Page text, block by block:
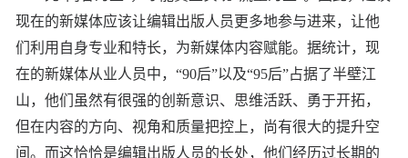
现在的新媒体应该让编辑出版人员更多地参与进来，让他
们利用自身专业和特长，为新媒体内容赋能。据统计，现
在的新媒体从业人员中，“90后”以及“95后”占据了半壁江
山，他们虽然有很强的创新意识、思维活跃、勇于开拓，
但在内容的方向、视角和质量把控上，尚有很大的提升空
间。而这恰恰是编辑出版人员的长处，他们经历过长期的